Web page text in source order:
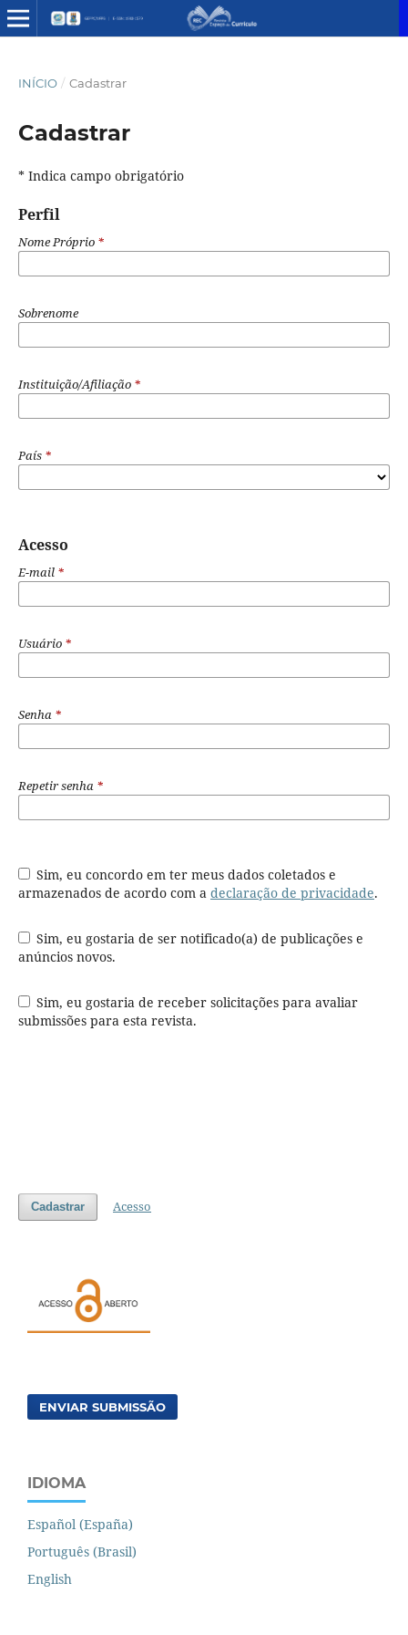
INÍCIO / Cadastrar
Cadastrar
* Indica campo obrigatório
Perfil
Nome Próprio *
Sobrenome
Instituição/Afiliação *
País *
Acesso
E-mail *
Usuário *
Senha *
Repetir senha *
Sim, eu concordo em ter meus dados coletados e
armazenados de acordo com a declaração de privacidade.
Sim, eu gostaria de ser notificado(a) de publicações e
anúncios novos.
Sim, eu gostaria de receber solicitações para avaliar
submissões para esta revista.
Cadastrar Acesso
ENVIAR SUBMISSÃO
IDIOMA
Español (España)
Português (Brasil)
English